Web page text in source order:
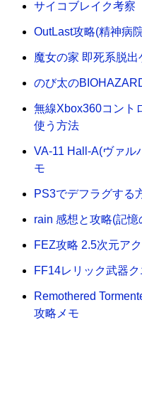
サイコブレイク考察
OutLast攻略(精神病
魔女の家 即死系脱出
のび太の
無線Xbox360コント
使う方法
VA-11 Hall-A(ヴァル
モ
PS3でデフラグする
rain 感想と攻略(記憶
FEZ攻略 2.5次元ア
FF14レリック武器
Remothered
攻略メモ